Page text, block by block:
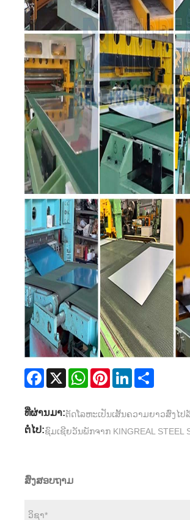
Facebook
X WhatsAppPinterestLinkedIn
ທີ່ຜ່ານມາ:ຕັດໂລຫະເປັນເສັ້ນຄວາມຍາວສົ່ງໄປ
ຕໍ່ໄປ:ຊົມເຊີຍວັນພັກຈາກ KINGREAL STEEL
ສົ່ງສອບຖາມ